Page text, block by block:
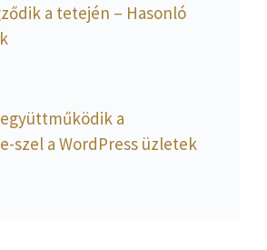
a tetején – Hasonló
együttműködik a
szel a WordPress üzletek